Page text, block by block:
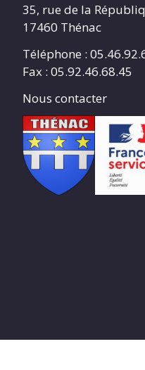
35, rue de la
17460 Thénac
Téléphone :
Fax : 05.92.46.68.45
Nous contacter